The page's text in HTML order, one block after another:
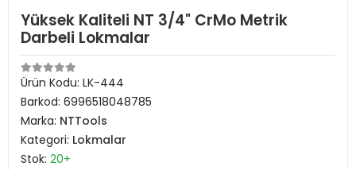
Yüksek Kaliteli NT 3/4" CrMo Metrik
Darbeli Lokmalar
Ürün Kodu: LK-444
Barkod: 6996518048785
Marka: NTTools
Kategori: Lokmalar
Stok: 20+